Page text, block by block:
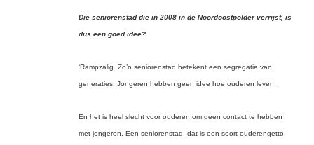
Die seniorenstad die in 2008 in de Noordoostpolder verrijst, is
dus een goed idee?
‘Rampzalig. Zo’n seniorenstad betekent een segregatie van
generaties. Jongeren hebben geen idee hoe ouderen leven.
En het is heel slecht voor ouderen om geen contact te hebben
met jongeren. Een seniorenstad, dat is een soort ouderengetto.